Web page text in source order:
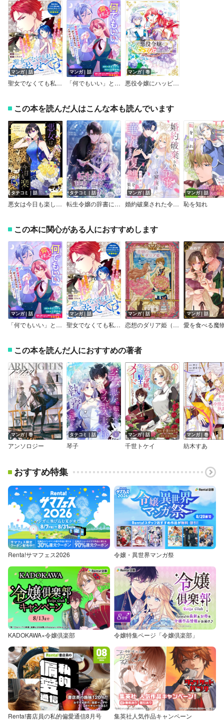
マンガ｜話
聖女でなくても私は今、幸せです
マンガ｜話
「何でもいい」と仰いますけど
マンガ｜巻
悪役令嬢にハッピーエンドの祝福を！アンソロジーコミック
この本を読んだ人はこんな本も読んでいます
タテコミ｜話
悪女は今日も楽しい【フルカラー】
タテコミ｜話
転生令嬢の辞書に容赦なんてありません【フルカラー】
マンガ｜話
婚約破棄された令嬢の家族は華麗なる復讐を果たす
マンガ｜話
恥を知れ
この本に関心がある人におすすめします
マンガ｜話
「何でもいい」と仰いますけど
マンガ｜話
聖女でなくても私は今、幸せです
マンガ｜話
恋想のダリア姫（～Colorful～）
マンガ｜話
この本を読んだ人におすすめの著者
マンガ｜巻
アンソロジー
タテコミ｜話
琴子
マンガ｜話
千世トケイ
マンガ｜巻
紡木すあ
おすすめ特集
Renta!サマフェス2026 令嬢・異世界マンガ祭
KADOKAWA×令嬢倶楽部 令嬢特集ページ「令嬢倶楽部」
Renta!書店員の私的偏愛通信8月号 集英社人気作品キャンペーン